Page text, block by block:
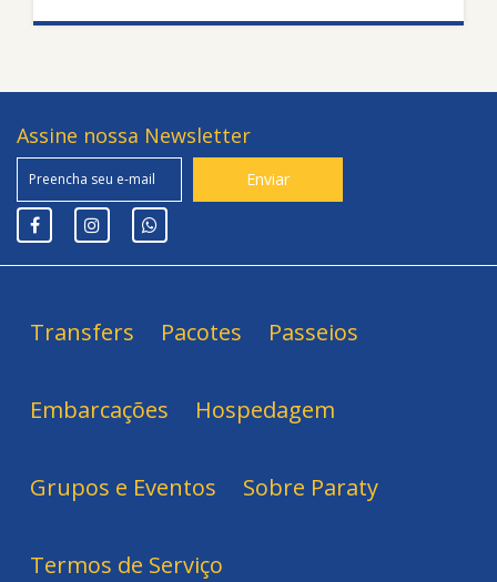
Assine nossa Newsletter
Transfers Pacotes Passeios
Embarcações Hospedagem
Grupos e Eventos Sobre Paraty
Termos de Serviço